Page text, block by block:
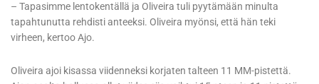
– Tapasimme lentokentällä ja Oliveira tuli pyytämään minulta
tapahtunutta rehdisti anteeksi. Oliveira myönsi, että hän teki
virheen, kertoo Ajo.
Oliveira ajoi kisassa viidenneksi korjaten talteen 11 MM-pistettä.